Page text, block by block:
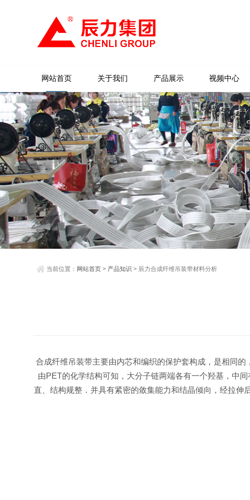
网站首页 关于我们 产品展示 视频中心
当前位置： 网站首页 > 产品知识 > 辰力合成纤维吊装带材料分析
合成纤维吊装带主要由内芯和编织的保护套构成，是相同
由PET的化学结构可知，大分子链两端各有一个羟基，中
直、结构规整．并具有紧密的敛集能力和结晶倾向，经拉伸